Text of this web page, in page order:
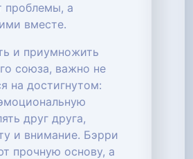
проблемы, а
вместе.
и приумножить
союза, важно не
на достигнутом:
друг друга,
и внимание. Бэрри
прочную основу, а